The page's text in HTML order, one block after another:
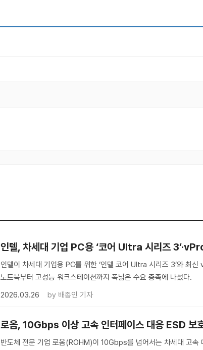
인텔, 차세대 기업 PC용 ‘코어 Ultra 시리즈
인텔이 차세대 기업용 PC를 위한 ‘인텔 코어 Ultra 시리즈 3’와 최
노트북부터 고성능 워크스테이션까지 폭넓은 수요 충족에 나섰다.
2026.03.26
by 배종인 기자
로옴, 10Gbps 이상 고속 인터페이스 대응 ESD 보
반도체 전문 기업 로옴(ROHM)이 10Gbps를 넘어서는 차세대 고속